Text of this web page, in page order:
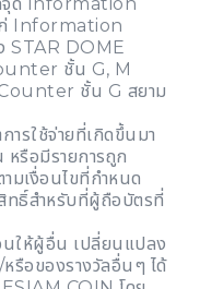
ก่ Information
STAR DOME
ชั้น G, M
ชั้น G สยาม
ารใช้จ่ายที่เกิดขึ้นมา
หรือมีรายการถูก
มเงื่อนไขที่กำหนด
ทธิ์สำหรับที่ผู้ถือบัตรที่
นให้ผู้อื่น เปลี่ยนแปลง
รือของรางวัลอื่นๆ ได้